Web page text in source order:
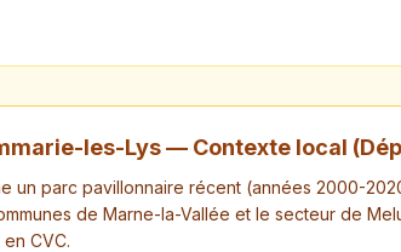
les-Lys— Contexte local
un parc pavillonnaire récent (années 2000-
de Marne-la-Vallée et le secteur de
CVC.